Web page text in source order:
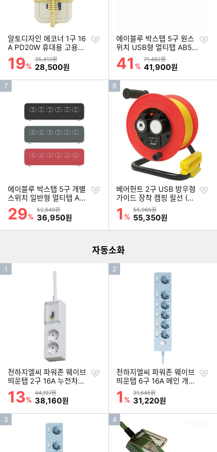
알토디자인 에코너 1구 16
A PD20W 휴대용 고용량
멀티탭 MT11 (1.5m)
할인률
19%
상품금액
35,413원
할인금액
28,500원
찜
에이블루 박스탭 5구 원스
위치 USB형 멀티탭 AB52
할인률
41 %
상품금액
71,482원
할인금액
41,900원
찜
인
7
에이블루 박스탭 5구 개별
스위치 일반형 멀티탭 AB5
00 (2.3m)
할인률
29%
상품금액
52,640원
할인금액
36,950원
찜
인
8
베어헌트 2구 USB 방우형
가이드 장착 캠핑 릴선 (30
m)
할인률
1 %
상품금액
55,965원
할인금액
55,350원
찜
자동소화
인1
천하지엘씨 파워존 웨이브
띄운탭 2구 16A 누전차단
자동소화 고용량 멀티탭 (3
m)
할인률
13%
상품금액
44,197원
할인금액
38,160원
찜
인
2
천하지엘씨 파워존 웨이브
띄운탭 6구 16A 메인 개별
스위치 자동소화 멀티탭
(0.5m)
할인률
1 %
상품금액
31,645원
할인금액
31,220원
찜
인
3
인
4